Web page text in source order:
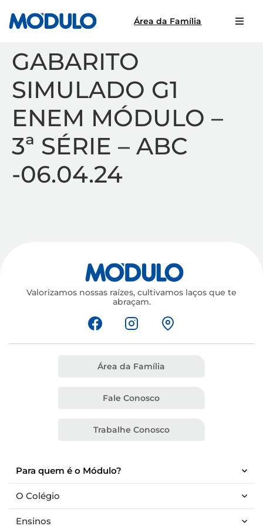
Área da Família
GABARITO
SIMULADO G1
ENEM MÓDULO –
3ª SÉRIE – ABC
-06.04.24
Valorizamos nossas raízes, cultivamos laços que te
abraçam.
Para quem é o Módulo?
O Colégio
Ensinos
Área da Família
Fale Conosco
Trabalhe Conosco